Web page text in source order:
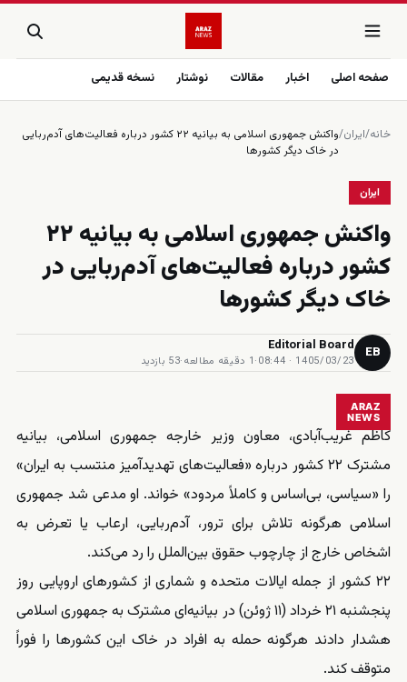
صفحه اصلی اخبار مقالات نوشتار نسخه قدیمی
خانه/ایران/
واکنش جمهوری اسلامی به بیانیه ۲۲ کشور درباره فعالیت‌های آدم‌ربایی
در خاک دیگر کشورها
ایران
واکنش جمهوری اسلامی به بیانیه ۲۲
کشور درباره فعالیت‌های آدم‌ربایی در
خاک دیگر کشورها
EB
Editorial Board
1405/03/23 · 08:44
·1 دقیقه مطالعه ·53 بازدید
ARAZ
NEWS
کاظم غریب‌آبادی، معاون وزیر خارجه جمهوری اسلامی، بیانیه
مشترک ۲۲ کشور درباره «فعالیت‌های تهدیدآمیز منتسب به ایران»
را «سیاسی، بی‌اساس و کاملاً مردود» خواند. او مدعی شد جمهوری
اسلامی هرگونه تلاش برای ترور، آدم‌ربایی، ارعاب یا تعرض به
اشخاص خارج از چارچوب حقوق بین‌الملل را رد می‌کند.
۲۲ کشور از جمله ایالات متحده و شماری از کشورهای اروپایی روز
پنجشنبه ۲۱ خرداد (۱۱ ژوئن) در بیانیه‌ای مشترک به جمهوری اسلامی
هشدار دادند هرگونه حمله به افراد در خاک این کشورها را فوراً
متوقف کند.